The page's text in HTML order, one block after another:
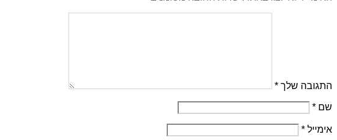
התגובה שלך *
שם *
אימייל *